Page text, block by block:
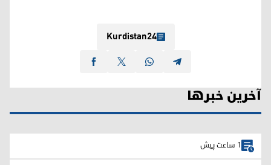
Kurdistan24
آخرین خبرها
1 ساعت پیش